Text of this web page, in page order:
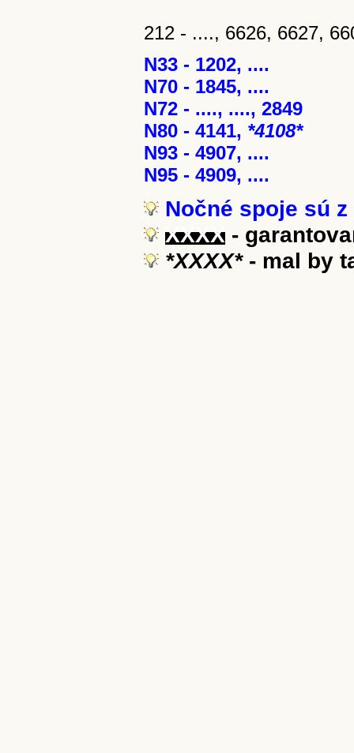
212 - ...., 6626, 6627,
N33 - 1202, ....
N70 - 1845, ....
N72 - ...., ...., 2849
N80 - 4141, *4108*
N93 - 4907, ....
N95 - 4909, ....
Nočné spoje sú z
XXXX -
*XXXX*- mal by